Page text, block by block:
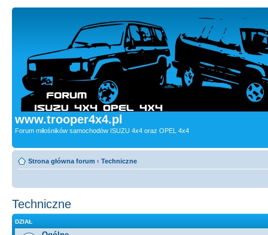
www.trooper4x4.pl
Forum miłośników samochodów ISUZU 4x4 oraz OPEL 4x4
Strona główna forum ‹ Techniczne
Techniczne
DZIAŁ